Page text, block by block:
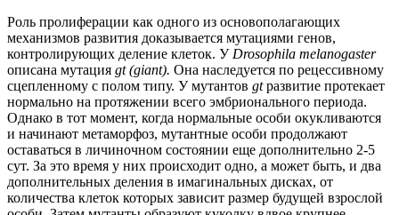
Роль пролиферации как одного из основополагающих
механизмов развития доказывается мутациями генов,
контролирующих деление клеток. У Drosophila melanogaster
описана мутация gt (giant). Она наследуется по рецессивному
сцепленному с полом типу. У мутантов gtразвитие протекает
нормально на протяжении всего эмбрионального периода.
Однако в тот момент, когда нормальные особи окукливаются
и начинают метаморфоз, мутантные особи продолжают
оставаться в личиночном состоянии еще дополнительно 2-5
сут. За это время у них происходит одно, а может быть, и два
дополнительных деления в имагинальных дисках, от
количества клеток которых зависит размер будущей взрослой